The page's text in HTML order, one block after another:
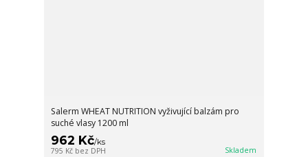
Salerm WHEAT NUTRITION vyživující balzám pro
suché vlasy 1200 ml
962 Kč/ks
795 Kč bez DPH Skladem